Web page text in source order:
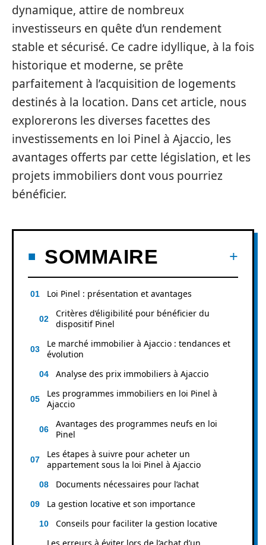
dynamique, attire de nombreux
investisseurs en quête d’un rendement
stable et sécurisé. Ce cadre idyllique, à la fois
historique et moderne, se prête
parfaitement à l’acquisition de logements
destinés à la location. Dans cet article, nous
explorerons les diverses facettes des
investissements en loi Pinel à Ajaccio, les
avantages offerts par cette législation, et les
projets immobiliers dont vous pourriez
bénéficier.
SOMMAIRE
Loi Pinel : présentation et avantages
Critères d’éligibilité pour bénéficier du
dispositif Pinel
Le marché immobilier à Ajaccio : tendances et
évolution
Analyse des prix immobiliers à Ajaccio
Les programmes immobiliers en loi Pinel à
Ajaccio
Avantages des programmes neufs en loi
Pinel
Les étapes à suivre pour acheter un
appartement sous la loi Pinel à Ajaccio
Documents nécessaires pour l’achat
La gestion locative et son importance
Conseils pour faciliter la gestion locative
Les erreurs à éviter lors de l’achat d’un